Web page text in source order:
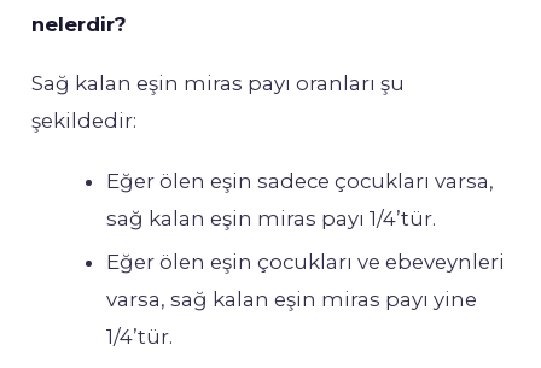
nelerdir?
Sağ kalan eşin miras payı oranları şu
şekildedir:
Eğer ölen eşin sadece çocukları varsa,
sağ kalan eşin miras payı 1/4’tür.
Eğer ölen eşin çocukları ve ebeveynleri
varsa, sağ kalan eşin miras payı yine
1/4’tür.